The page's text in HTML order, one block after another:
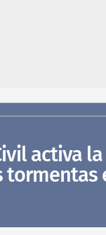
activa
tormentas